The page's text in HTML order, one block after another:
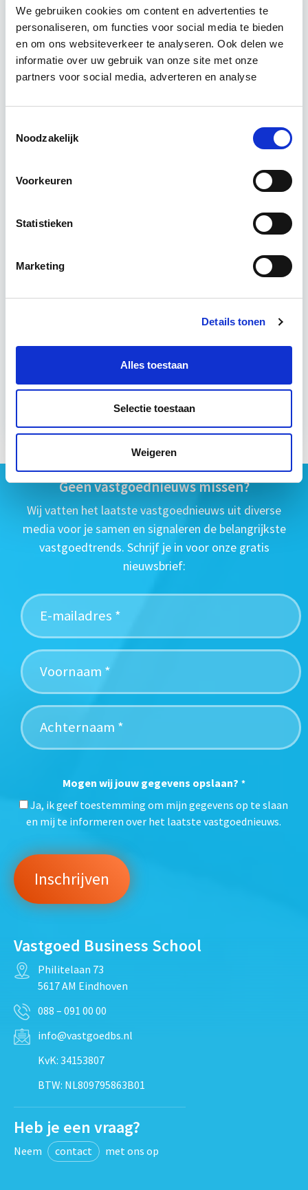
We gebruiken cookies om content en advertenties te
personaliseren, om functies voor social media te bieden
en om ons websiteverkeer te analyseren. Ook delen we
informatie over uw gebruik van onze site met onze
partners voor social media, adverteren en analyse
Noodzakelijk
Voorkeuren
Statistieken
Marketing
Details tonen
Alles toestaan
Selectie toestaan
Weigeren
Relevant bij dit artikel
Klanttevredenheid &
Huisvestingskwaliteit
Verhoogde klanttevredenheid en
huisvestingskwaliteit levert altijd voordeel…
Utrecht
Meer informatie
Geen vastgoednieuws missen?
Wij vatten het laatste vastgoednieuws uit diverse
media voor je samen en signaleren de belangrijkste
vastgoedtrends. Schrijf je in voor onze gratis
nieuwsbrief:
Mogen wij jouw gegevens opslaan? *
Ja, ik geef toestemming om mijn gegevens op te slaan
en mij te informeren over het laatste vastgoednieuws.
Vastgoed Business School
Philitelaan 73
5617 AM Eindhoven
088 – 091 00 00
info@vastgoedbs.nl
KvK: 34153807
BTW: NL809795863B01
Heb je een vraag?
Neem contact met ons op